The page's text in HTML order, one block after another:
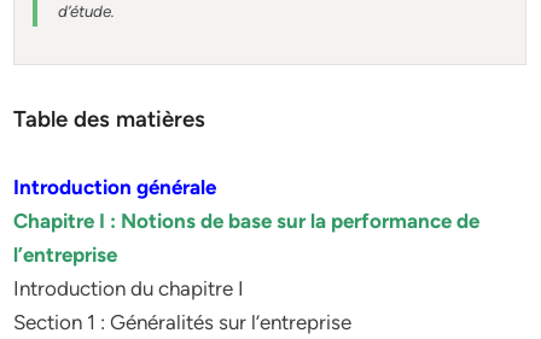
d’étude.
Table des matières
Introduction générale
Chapitre I : Notions de base sur la performance de
l’entreprise
Introduction du chapitre I
Section 1 : Généralités sur l’entreprise